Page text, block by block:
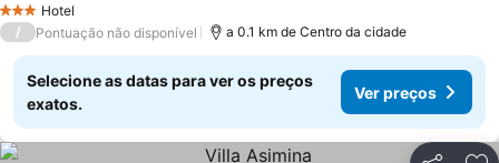
3 EstrelasHotel
/ Pontuação não disponível a 0.1 km de Centro da cidade
Selecione as datas para ver os preços
exatos.
Ver preços